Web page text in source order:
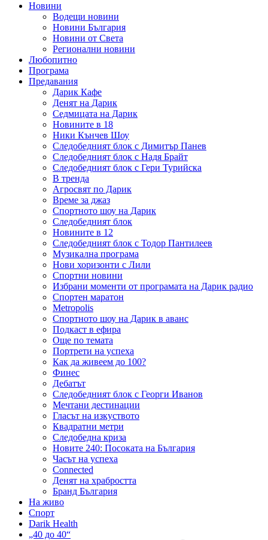
Новини
Водещи новини
Новини България
Новини от Света
Регионални новини
Любопитно
Програма
Предавания
Дарик Кафе
Денят на Дарик
Седмицата на Дарик
Новините в 18
Ники Кънчев Шоу
Следобедният блок с Димитър Панев
Следобедният блок с Надя Брайт
Следобедният блок с Гери Турийска
В тренда
Агросвят по Дарик
Време за джаз
Спортното шоу на Дарик
Следобедният блок
Новините в 12
Следобедният блок с Тодор Пантилеев
Музикална програма
Нови хоризонти с Лили
Спортни новини
Избрани моменти от програмата на Дарик радио
Спортен маратон
Metropolis
Спортното шоу на Дарик в аванс
Подкаст в ефира
Още по темата
Портрети на успеха
Как да живеем до 100?
Финес
Дебатът
Следобедният блок с Георги Иванов
Мечтани дестинации
Гласът на изкуството
Квадратни метри
Следобедна криза
Новите 240: Посоката на България
Часът на успеха
Connected
Денят на храбростта
Бранд България
На живо
Спорт
Darik Health
„40 до 40“